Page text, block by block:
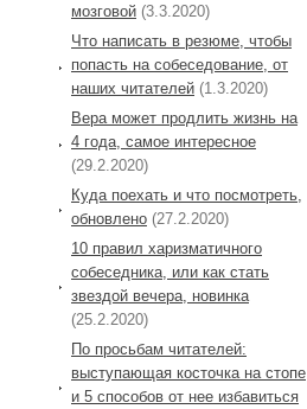
мозговой (3.3.2020)
Что написать в резюме, чтобы
попасть на собеседование, от
наших читателей (1.3.2020)
Вера может продлить жизнь на
4 года, самое интересное
(29.2.2020)
Куда поехать и что посмотреть,
обновлено (27.2.2020)
10 правил харизматичного
собеседника, или как стать
звездой вечера, новинка
(25.2.2020)
По просьбам читателей:
выступающая косточка на стопе
и 5 способов от нее избавиться